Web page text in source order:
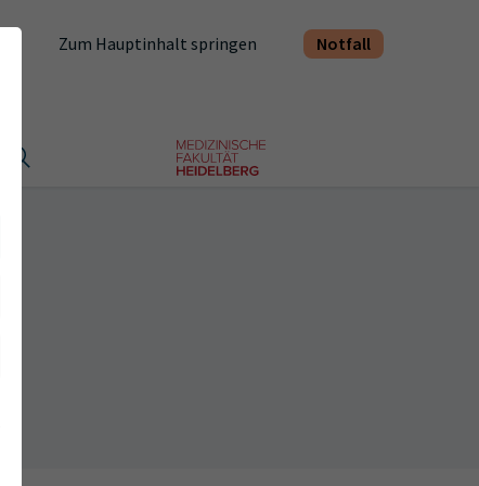
Zum Hauptinhalt springen Notfall